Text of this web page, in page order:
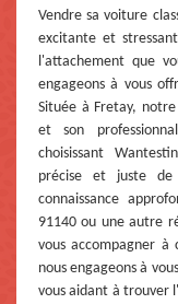
Vendre sa voiture
excitante et
l'attachement que
engageons à vous
Située à Fretay,
et son
choisissant
précise et juste
connaissance
91140 ou une autre
vous accompagner à
nous engageons à
vous aidant à trouver